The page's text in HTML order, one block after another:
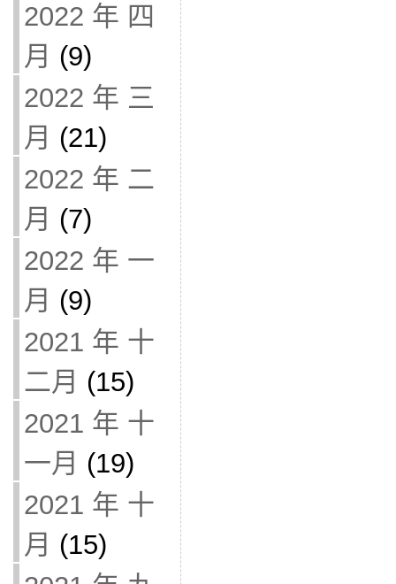
2022 年 四
月 (9)
2022 年 三
月 (21)
2022 年 二
月 (7)
2022 年 一
月 (9)
2021 年 十
二月 (15)
2021 年 十
一月 (19)
2021 年 十
月 (15)